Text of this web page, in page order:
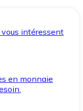
intéressent
en monnaie